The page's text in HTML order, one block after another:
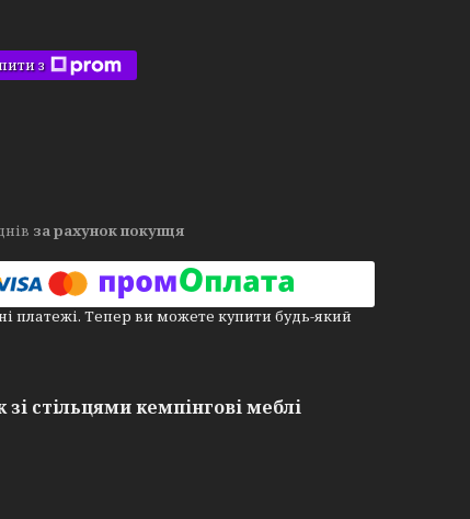
з
за рахунок покупця
платежі. Тепер ви можете купити будь-який
стільцями кемпінгові меблі